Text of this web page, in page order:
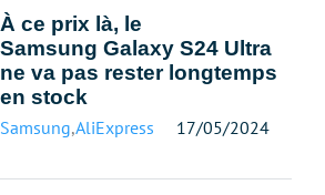
À ce prix là, le
Samsung Galaxy S24 Ultra
ne va pas rester longtemps
en stock
Samsung,AliExpress 17/05/2024